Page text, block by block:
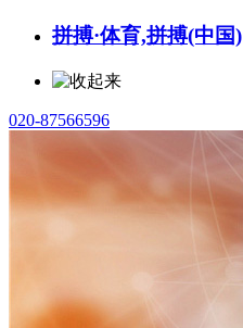
拼搏·体育,拼搏(中国)
020-87566596